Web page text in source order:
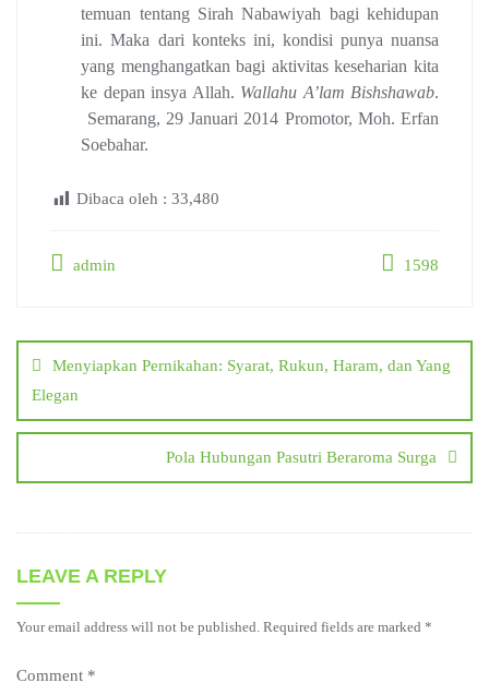
temuan tentang Sirah Nabawiyah bagi kehidupan
ini. Maka dari konteks ini, kondisi punya nuansa
yang menghangatkan bagi aktivitas keseharian kita
ke depan insya Allah. Wallahu A’lam Bishshawab.
Semarang, 29 Januari 2014 Promotor, Moh. Erfan
Soebahar.
Dibaca oleh : 33,480
admin 1598
navigation
Menyiapkan Pernikahan: Syarat, Rukun, Haram, dan Yang
Elegan
Pola Hubungan Pasutri Beraroma Surga
LEAVE A REPLY
Your email address will not be published. Required fields are marked *
Comment *